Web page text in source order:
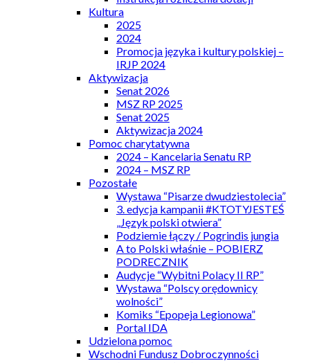
Kultura
2025
2024
Promocja języka i kultury polskiej –
IRJP 2024
Aktywizacja
Senat 2026
MSZ RP 2025
Senat 2025
Aktywizacja 2024
Pomoc charytatywna
2024 – Kancelaria Senatu RP
2024 – MSZ RP
Pozostałe
Wystawa “Pisarze dwudziestolecia”
3. edycja kampanii #KTOTYJESTEŚ
„Język polski otwiera”
Podziemie łączy / Pogrindis jungia
A to Polski właśnie – POBIERZ
PODRECZNIK
Audycje “Wybitni Polacy II RP”
Wystawa “Polscy orędownicy
wolności”
Komiks “Epopeja Legionowa”
Portal IDA
Udzielona pomoc
Wschodni Fundusz Dobroczynności